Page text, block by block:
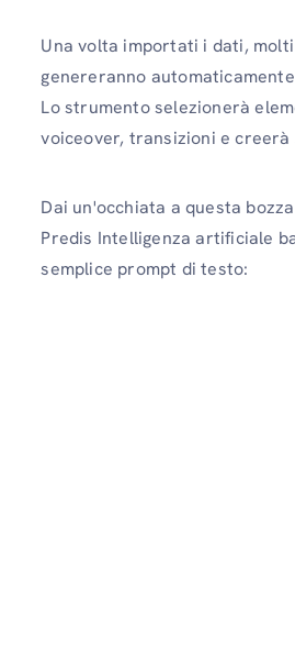
Una volta importati i dati,
genereranno
Lo strumento selezionerà
voiceover, transizioni e creerà
Dai un'occhiata a questa
Predis Intelligenza artificiale
semplice prompt di testo: